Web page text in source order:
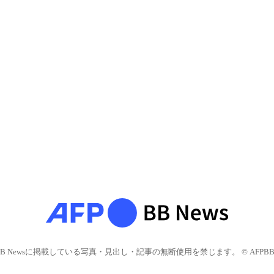
Newsに掲載している写真・見出し・記事の無断使用を禁じます。 © AFPBB